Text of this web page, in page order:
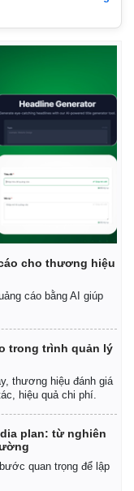
cho thương hiệu
cáo bằng AI giúp
trong trình quản lý
thương hiệu đánh giá
hiệu quả chi phí.
plan: từ nghiên
quan trọng để lập